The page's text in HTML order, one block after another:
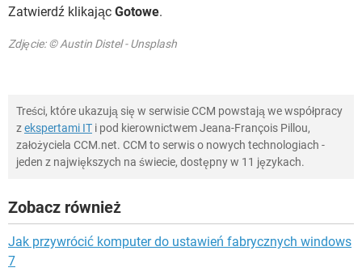
Zatwierdź klikając Gotowe.
Zdjęcie: © Austin Distel - Unsplash
Treści, które ukazują się w serwisie CCM powstają we współpracy
zekspertami IT i pod kierownictwem Jeana-François Pillou,
założyciela CCM.net. CCM to serwis o nowych technologiach -
jeden z największych na świecie, dostępny w 11 językach.
Zobacz również
Jak przywrócić komputer do ustawień fabrycznych windows
7